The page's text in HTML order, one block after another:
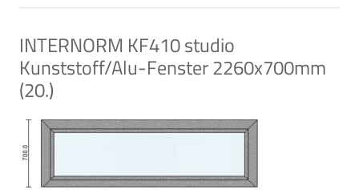
INTERNORM KF410 studio
Kunststoff/Alu-Fenster 2260x700mm
(20.)